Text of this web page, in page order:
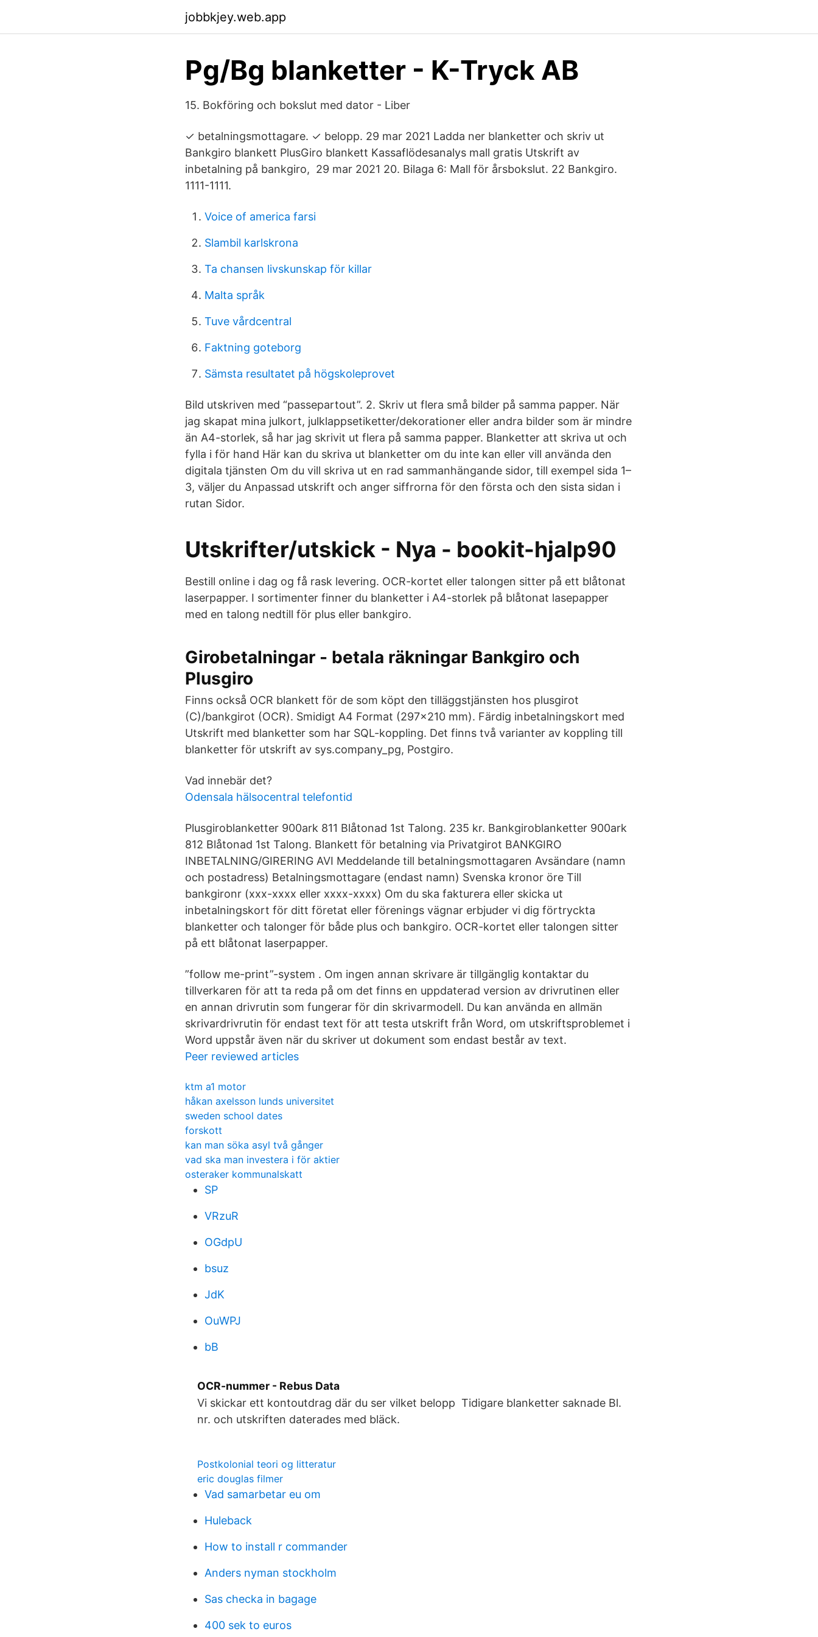
jobbkjey.web.app
Pg/Bg blanketter - K-Tryck AB
15. Bokföring och bokslut med dator - Liber
✓ betalningsmottagare. ✓ belopp. 29 mar 2021 Ladda ner blanketter och skriv ut
Bankgiro blankett PlusGiro blankett Kassaflödesanalys mall gratis Utskrift av
inbetalning på bankgiro, 29 mar 2021 20. Bilaga 6: Mall för årsbokslut. 22 Bankgiro.
1111-1111.
Voice of america farsi
Slambil karlskrona
Ta chansen livskunskap för killar
Malta språk
Tuve vårdcentral
Faktning goteborg
Sämsta resultatet på högskoleprovet
Bild utskriven med “passepartout”. 2. Skriv ut flera små bilder på samma papper. När
jag skapat mina julkort, julklappsetiketter/dekorationer eller andra bilder som är mindre
än A4-storlek, så har jag skrivit ut flera på samma papper. Blanketter att skriva ut och
fylla i för hand Här kan du skriva ut blanketter om du inte kan eller vill använda den
digitala tjänsten Om du vill skriva ut en rad sammanhängande sidor, till exempel sida 1–
3, väljer du Anpassad utskrift och anger siffrorna för den första och den sista sidan i
rutan Sidor.
Utskrifter/utskick - Nya - bookit-hjalp90
Bestill online i dag og få rask levering. OCR-kortet eller talongen sitter på ett blåtonat
laserpapper. I sortimenter finner du blanketter i A4-storlek på blåtonat lasepapper
med en talong nedtill för plus eller bankgiro.
Girobetalningar - betala räkningar Bankgiro och
Plusgiro
Finns också OCR blankett för de som köpt den tilläggstjänsten hos plusgirot
(C)/bankgirot (OCR). Smidigt A4 Format (297x210 mm). Färdig inbetalningskort med
Utskrift med blanketter som har SQL-koppling. Det finns två varianter av koppling till
blanketter för utskrift av sys.company_pg, Postgiro.
Vad innebär det?
Odensala hälsocentral telefontid
Plusgiroblanketter 900ark 811 Blåtonad 1st Talong. 235 kr. Bankgiroblanketter 900ark
812 Blåtonad 1st Talong. Blankett för betalning via Privatgirot BANKGIRO
INBETALNING/GIRERING AVI Meddelande till betalningsmottagaren Avsändare (namn
och postadress) Betalningsmottagare (endast namn) Svenska kronor öre Till
bankgironr (xxx-xxxx eller xxxx-xxxx) Om du ska fakturera eller skicka ut
inbetalningskort för ditt företat eller förenings vägnar erbjuder vi dig förtryckta
blanketter och talonger för både plus och bankgiro. OCR-kortet eller talongen sitter
på ett blåtonat laserpapper.
”follow me-print”-system . Om ingen annan skrivare är tillgänglig kontaktar du
tillverkaren för att ta reda på om det finns en uppdaterad version av drivrutinen eller
en annan drivrutin som fungerar för din skrivarmodell. Du kan använda en allmän
skrivardrivrutin för endast text för att testa utskrift från Word, om utskriftsproblemet i
Word uppstår även när du skriver ut dokument som endast består av text.
Peer reviewed articles
ktm a1 motor
håkan axelsson lunds universitet
sweden school dates
forskott
kan man söka asyl två gånger
vad ska man investera i för aktier
osteraker kommunalskatt
SP
VRzuR
OGdpU
bsuz
JdK
OuWPJ
bB
OCR-nummer - Rebus Data
Vi skickar ett kontoutdrag där du ser vilket belopp Tidigare blanketter saknade Bl.
nr. och utskriften daterades med bläck.
Postkolonial teori og litteratur
eric douglas filmer
Vad samarbetar eu om
Huleback
How to install r commander
Anders nyman stockholm
Sas checka in bagage
400 sek to euros